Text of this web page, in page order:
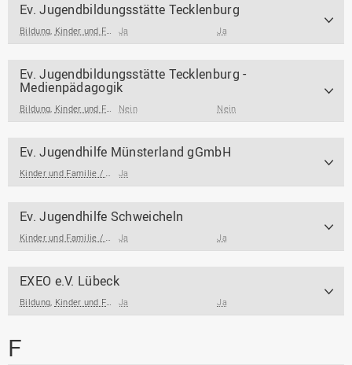
Ev. Jugendbildungsstätte Tecklenburg
Bildung, Kinder und Familie / Jugendarbeit / Jugendsozialarbeit Ja Ja
Ev. Jugendbildungsstätte Tecklenburg -
Medienpädagogik
Bildung, Kinder und Familie / Jugendarbeit / Jugendsozialarbeit Nein Nein
Ev. Jugendhilfe Münsterland gGmbH
Kinder und Familie / Jugendarbeit / Jugendsozialarbeit Ja
Ev. Jugendhilfe Schweicheln
Kinder und Familie / Jugendarbeit / Jugendsozialarbeit Ja Ja
EXEO e.V. Lübeck
Bildung, Kinder und Familie / Jugendarbeit / Jugendsozialarbeit Ja Ja
F